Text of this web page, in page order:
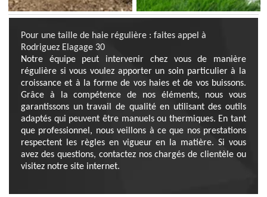
Pour une taille de haie régulière : faites appel à
Rodriguez Elagage 30
Notre équipe peut intervenir chez vous de manière
régulière si vous voulez apporter un soin particulier à la
croissance et à la forme de vos haies et de vos buissons.
Grâce à la compétence de nos éléments, nous vous
garantissons un travail de qualité en utilisant des outils
adaptés qui peuvent être manuels ou thermiques. En tant
que professionnel, nous veillons à ce que nos prestations
respectent les règles en vigueur en la matière. Si vous
avez des questions, contactez nos chargés de clientèle ou
visitez notre site internet.